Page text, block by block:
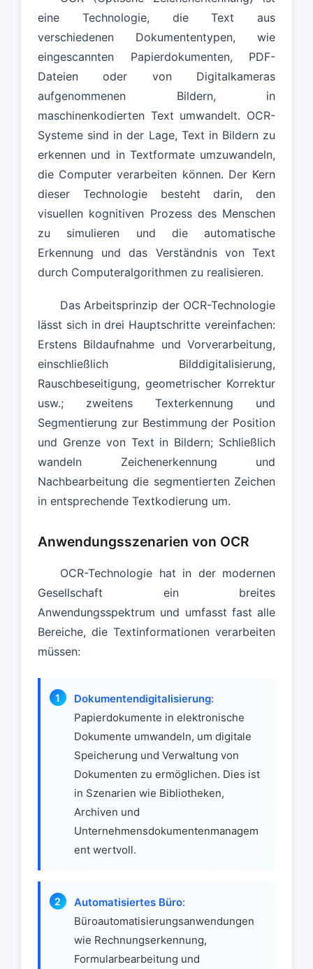
eine Technologie, die Text aus
verschiedenen Dokumententypen, wie
eingescannten Papierdokumenten, PDF-
Dateien oder von Digitalkameras
aufgenommenen Bildern, in
maschinenkodierten Text umwandelt. OCR-
Systeme sind in der Lage, Text in Bildern zu
erkennen und in Textformate umzuwandeln,
die Computer verarbeiten können. Der Kern
dieser Technologie besteht darin, den
visuellen kognitiven Prozess des Menschen
zu simulieren und die automatische
Erkennung und das Verständnis von Text
durch Computeralgorithmen zu realisieren.
Das Arbeitsprinzip der OCR-Technologie
lässt sich in drei Hauptschritte vereinfachen:
Erstens Bildaufnahme und Vorverarbeitung,
einschließlich Bilddigitalisierung,
Rauschbeseitigung, geometrischer Korrektur
usw.; zweitens Texterkennung und
Segmentierung zur Bestimmung der Position
und Grenze von Text in Bildern; Schließlich
wandeln Zeichenerkennung und
Nachbearbeitung die segmentierten Zeichen
in entsprechende Textkodierung um.
Anwendungsszenarien von OCR
OCR-Technologie hat in der modernen
Gesellschaft ein breites
Anwendungsspektrum und umfasst fast alle
Bereiche, die Textinformationen verarbeiten
müssen:
Dokumentendigitalisierung:
Papierdokumente in elektronische
Dokumente umwandeln, um digitale
Speicherung und Verwaltung von
Dokumenten zu ermöglichen. Dies ist
in Szenarien wie Bibliotheken,
Archiven und
Unternehmensdokumentenmanagem
ent wertvoll.
Automatisiertes Büro:
Büroautomatisierungsanwendungen
wie Rechnungserkennung,
Formularbearbeitung und